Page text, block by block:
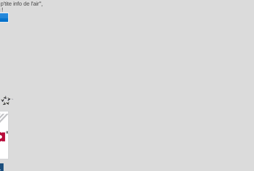
info de l'air",
!